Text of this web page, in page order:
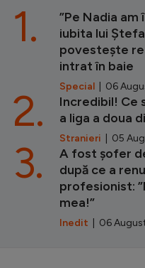
”Pe Nadia
iubita lui
povestește
intrat în baie
Special | 06
1.
Incredibil! Ce
a liga a doua
Stranieri | 05
2.
A fost șofer
după ce a
profesionist:
mea!”
Inedit | 06
3.